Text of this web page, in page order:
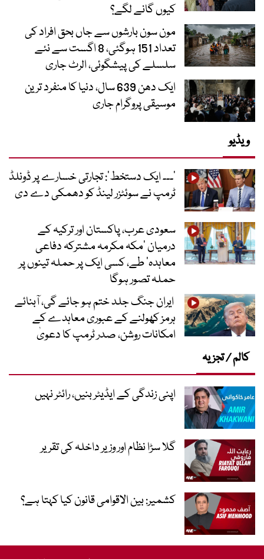
کیوں گانے لگے؟
مون سون بارشوں سے جاں بحق افراد کی
تعداد 151 ہوگئی، 8 اگست سے نئے
سلسلے کی پیشگوئی، الرٹ جاری
ایک دھن 639 سال، دنیا کا منفرد ترین
موسیقی پروگرام جاری
ویڈیو
’۔۔۔ ایک دستخط‘: تجارتی خسارے پر ڈونلڈ
ٹرمپ نے سوئٹزر لینڈ کو دھمکی دے دی
سعودی عرب، پاکستان اور ترکیہ کے
درمیان ’مکہ مکرمہ مشترکہ دفاعی
معاہدہ‘ طے، کسی ایک پر حملہ تینوں پر
حملہ تصور ہوگا
ایران جنگ جلد ختم ہو جائے گی، آبنائے
ہرمز کھولنے کے عبوری معاہدے کے
امکانات روشن، صدر ٹرمپ کا دعویٰ
کالم / تجزیہ
اپنی زندگی کے ایڈیٹر بنیں، رائٹر نہیں
گلا سڑا نظام اور وزیر داخلہ کی تقریر
کشمیر: بین الاقوامی قانون کیا کہتا ہے؟